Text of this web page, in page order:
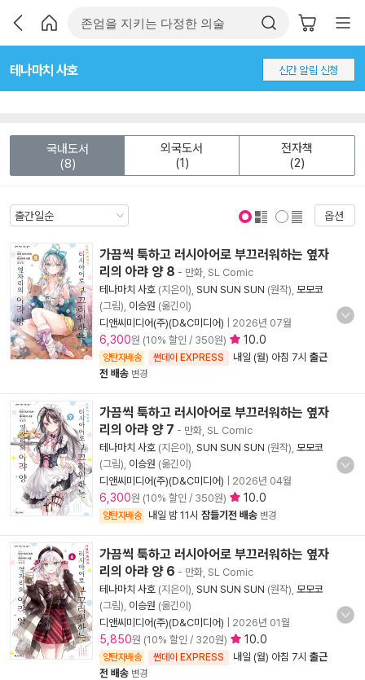
테나마치 사호 신간 알림 신청
국내도서
(8)
외국도서
(1)
전자책
(2)
옵션
가끔씩 툭하고 러시아어로 부끄러워하는 옆자
리의 아랴 양 8 - 만화, SL Comic
테나마치 사호 (지은이), SUN SUN SUN (원작), 모모코
(그림), 이승원 (옮긴이)
디앤씨미디어(주)(D&C미디어)
2026년 07월
6,300원 (10% 할인 / 350원) 10.0
양탄자배송 썬데이 EXPRESS 내일 (월) 아침 7시 출근
전 배송 변경
가끔씩 툭하고 러시아어로 부끄러워하는 옆자
리의 아랴 양 7 - 만화, SL Comic
테나마치 사호 (지은이), SUN SUN SUN (원작), 모모코
(그림), 이승원 (옮긴이)
디앤씨미디어(주)(D&C미디어)
2026년 04월
6,300원 (10% 할인 / 350원) 10.0
양탄자배송 내일 밤 11시 잠들기전 배송 변경
가끔씩 툭하고 러시아어로 부끄러워하는 옆자
리의 아랴 양 6 - 만화, SL Comic
테나마치 사호 (지은이), SUN SUN SUN (원작), 모모코
(그림), 이승원 (옮긴이)
디앤씨미디어(주)(D&C미디어)
2026년 01월
5,850원 (10% 할인 / 320원) 10.0
양탄자배송 썬데이 EXPRESS 내일 (월) 아침 7시 출근
전 배송 변경